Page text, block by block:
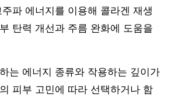
파 에너지를 이용해 콜라겐 재생
탄력 개선과 주름 완화에 도움을
는 에너지 종류와 작용하는 깊이가
피부 고민에 따라 선택하거나 함